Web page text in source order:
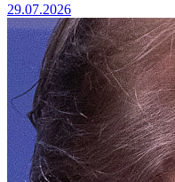
29.07.2026